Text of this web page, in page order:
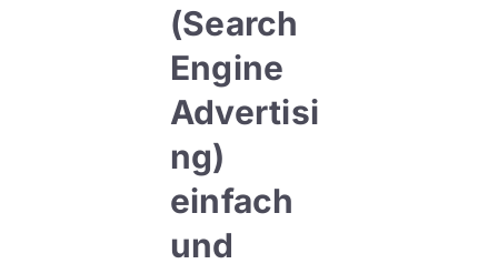
(Search
Engine
Advertisi
ng)
einfach
und